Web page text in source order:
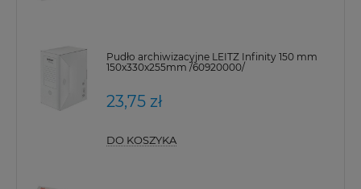
Pudło archiwizacyjne LEITZ Infinity 150 mm
150x330x255mm /60920000/
23,75 zł
DO KOSZYKA